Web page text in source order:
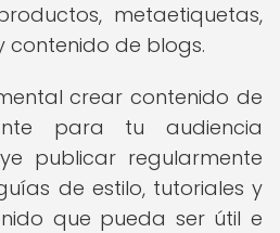
metaetiquetas,
contenido de blogs.
crear contenido de
para tu audiencia
publicar regularmente
de estilo, tutoriales y
que pueda ser útil e